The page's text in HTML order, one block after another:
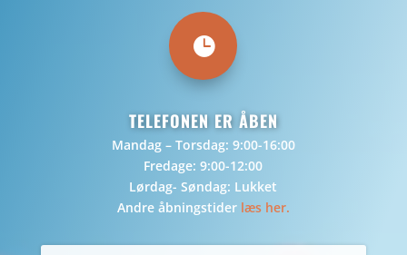

TELEFONEN ER ÅBEN
Mandag – Torsdag: 9:00-16:00
Fredage: 9:00-12:00
Lørdag- Søndag: Lukket
Andre åbningstider læs her.